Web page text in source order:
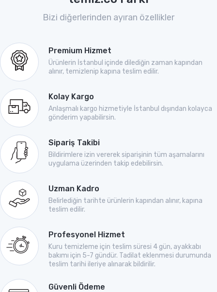
Bizi diğerlerinden ayıran özellikler
Premium Hizmet
Ürünlerin İstanbul içinde dilediğin zaman kapından
alınır, temizlenip kapına teslim edilir.
Kolay Kargo
Anlaşmalı kargo hizmetiyle İstanbul dışından kolayca
gönderim yapabilirsin.
Sipariş Takibi
Bildirimlere izin vererek siparişinin tüm aşamalarını
uygulama üzerinden takip edebilirsin.
Uzman Kadro
Belirlediğin tarihte ürünlerin kapından alınır, kapına
teslim edilir.
Profesyonel Hizmet
Kuru temizleme için teslim süresi 4 gün, ayakkabı
bakımı için 5-7 gündür. Tadilat eklenmesi durumunda
teslim tarihi ileriye alınarak bildirilir.
Güvenli Ödeme